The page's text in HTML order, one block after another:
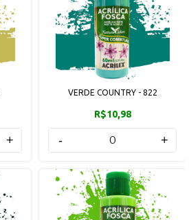
+
VERDE COUNTRY - 822
R$10,98
- +